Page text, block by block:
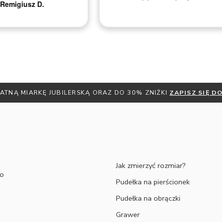
Remigiusz D.
MIARKĘ JUBILERSKĄ ORAZ DO 30% ZNIŻKI ZAPISZ SIĘ
Jak zmierzyć rozmiar?
Pudełka na pierścionek
Pudełka na obrączki
Grawer